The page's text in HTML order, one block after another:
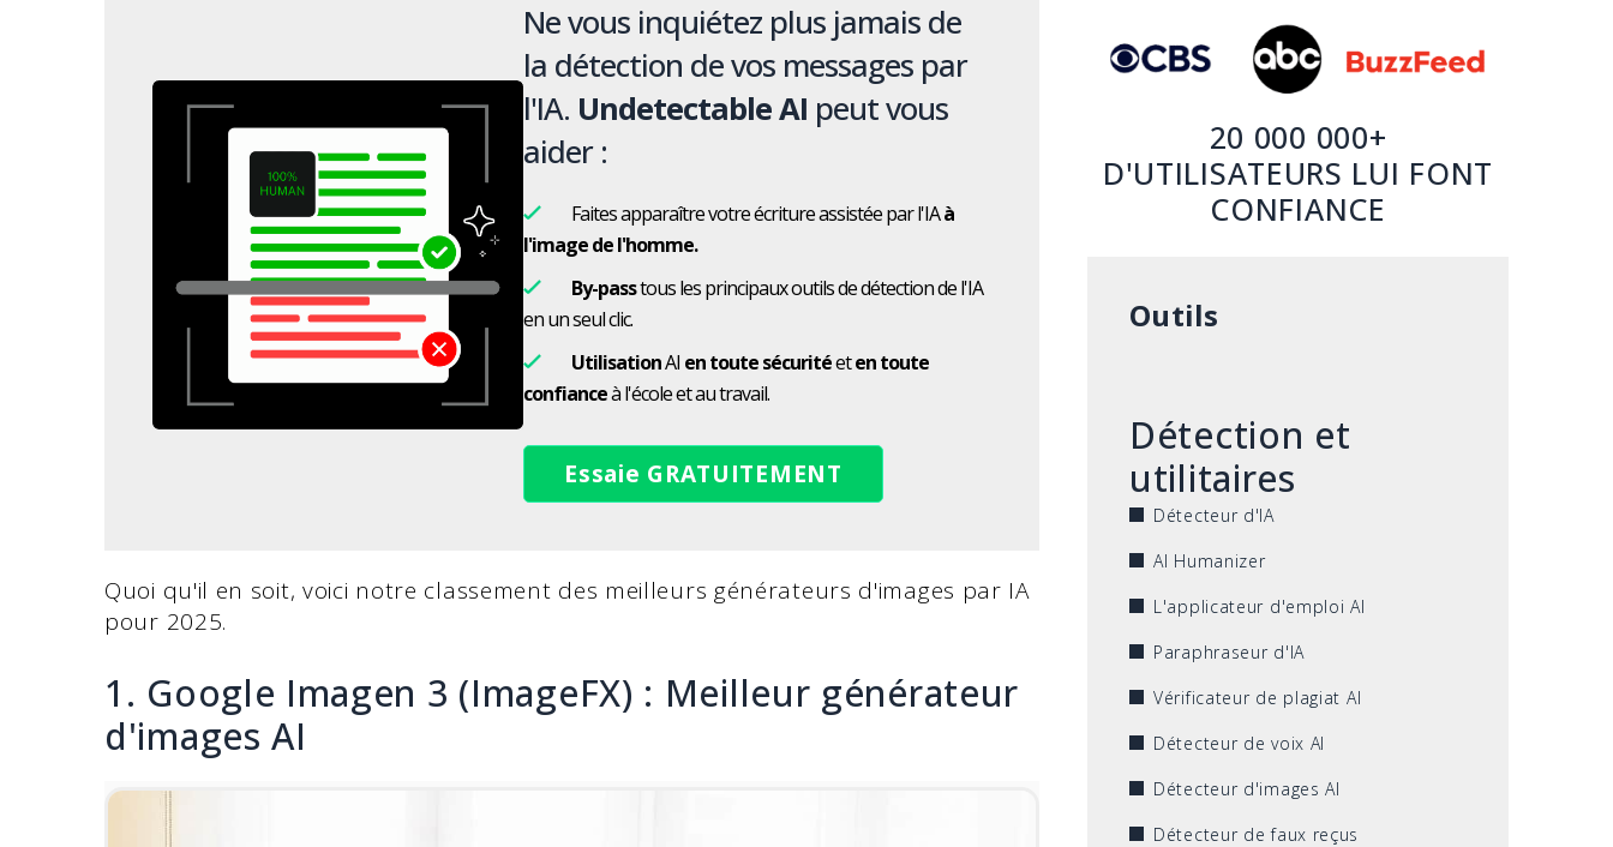
Ne vous inquiétez plus jamais de
la détection de vos messages par
l'IA. Undetectable AI peut vous
aider :
Faites apparaître votre écriture assistée par l'IAà
l'image de l'homme.
By-passtous les principaux outils de détection de l'IA
en un seul clic.
UtilisationAI en toute sécuritéeten toute
confianceà l'école et au travail.
Essaie GRATUITEMENT
Quoi qu'il en soit, voici notre classement des meilleurs générateurs d'images par IA
pour 2025.
1. Google Imagen 3 (ImageFX) : Meilleur générateur
d'images AI
20 000 000+
D'UTILISATEURS LUI FONT
CONFIANCE
Outils
Détection et
utilitaires
Détecteur d'IA
AI Humanizer
L'applicateur d'emploi AI
Paraphraseur d'IA
Vérificateur de plagiat AI
Détecteur de voix AI
Détecteur d'images AI
Détecteur de faux reçus